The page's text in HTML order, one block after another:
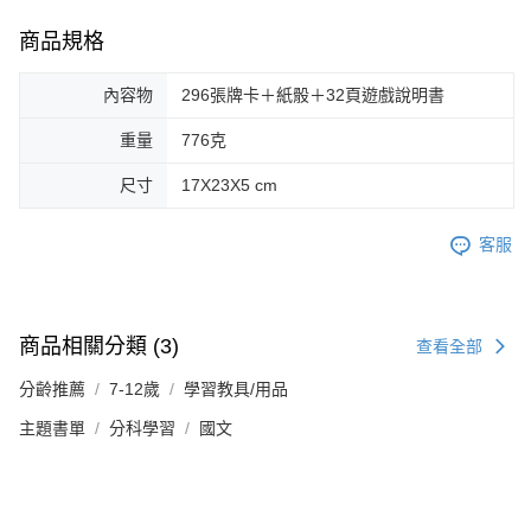
商品規格
內容物 296張牌卡＋紙骰＋32頁遊戲說明書
重量 776克
尺寸 17X23X5 cm
客服
商品相關分類 (3) 查看全部
分齡推薦 7-12歲 學習教具/用品
主題書單 分科學習 國文